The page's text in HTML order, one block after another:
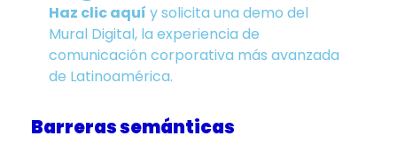
Haz clic aquí y solicita una demo del
Mural Digital, la experiencia de
comunicación corporativa más avanzada
de Latinoamérica.
Barreras semánticas